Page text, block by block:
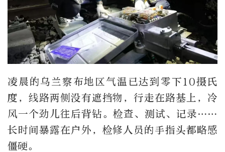
凌晨的乌兰察布地区气温已达到零下10摄氏
度，线路两侧没有遮挡物，行走在路基上，冷
风一个劲儿往后背钻。检查、测试、记录……
长时间暴露在户外，检修人员的手指头都略感
僵硬。